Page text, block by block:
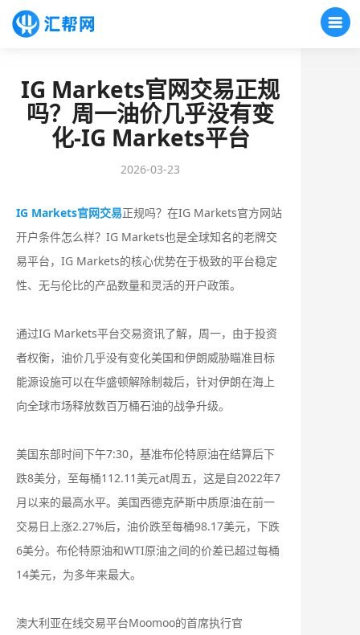
IG Markets官网交易正规
吗？周一油价几乎没有变
化​-IG Markets平台
2026-03-23
IG Markets官网交易正规吗？在IG Markets官方网站
开户条件怎么样？‌‌‌IG Markets也是全球知名的老牌交
易平台，IG Markets的核心优势在于极致的平台稳定
性、无与伦比的产品数量和灵活的开户政策。
通过IG Markets平台交易资讯了解，周一，由于投资
者权衡，油价几乎没有变化​美国和伊朗威胁瞄准目标​
能源设施可以​在华盛顿解除制裁后，针对伊朗在海上
向全球市场释放数百万桶石油的战争升级。
美国东部时间下午7:30，基准布伦特原油在结算后下
跌8美分，至每桶112.11美元⁠at‌周五，这是自2022年7
月以来的最高水平。美国西德克萨斯中质原油⁠在前一
交易日上涨2.27%后，油价跌至每桶98.17美元，下跌
6美分。布伦特原油和WTI原油之间的价差已超过每桶
14美元，为多年来最大。
澳大利亚在线交易平台Moomoo的首席执行官